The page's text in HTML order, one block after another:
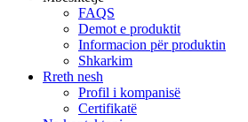
FAQS
Demot e produktit
Informacion për produktin
Shkarkim
Rreth nesh
Profil i kompanisë
Certifikatë